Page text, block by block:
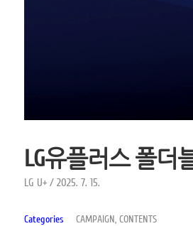
LG유플러스 폴더
LG U+ / 2025. 7. 15.
Categories CAMPAIGN, CONTENTS